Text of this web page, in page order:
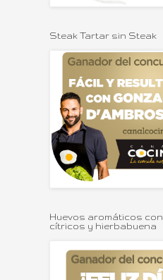
Steak Tartar sin Steak
Huevos aromáticos con
cítricos y hierbabuena